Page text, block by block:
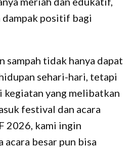
dampak positif bagi
sampah tidak hanya dapat
sehari-hari, tetapi
kegiatan yang melibatkan
festival dan acara
2026, kami ingin
acara besar pun bisa